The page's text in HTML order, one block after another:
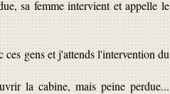
sa femme intervient et appelle le
ces gens et j'attends l'intervention du
la cabine, mais peine perdue...